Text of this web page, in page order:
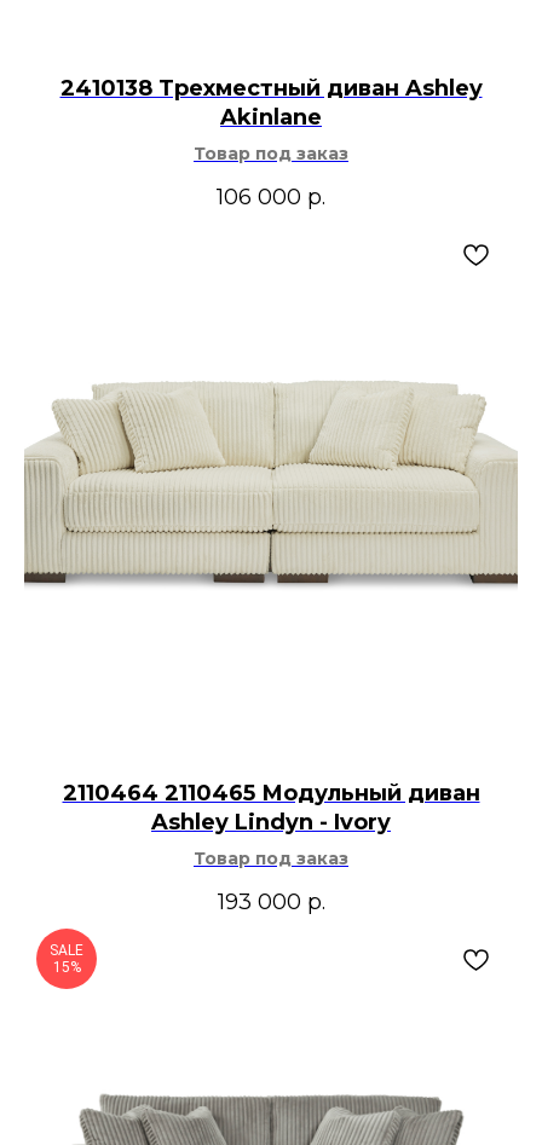
2410138 Трехместный диван Ashley
Akinlane
Товар под заказ
106 000 р.
2110464 2110465 Модульный диван
Ashley Lindyn - Ivory
Товар под заказ
193 000 р.
SALE
15%